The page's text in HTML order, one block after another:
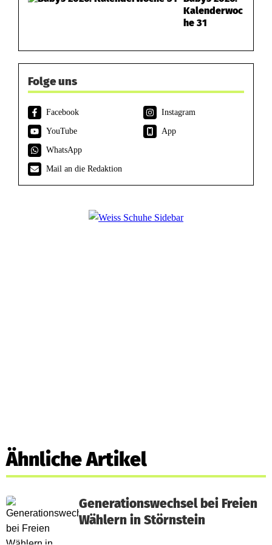
Kalenderwoc
he 31
Folge uns
Facebook
Instagram
YouTube
App
WhatsApp
Mail an die Redaktion
Ähnliche Artikel
Generationswechsel bei Freien
Wählern in Störnstein